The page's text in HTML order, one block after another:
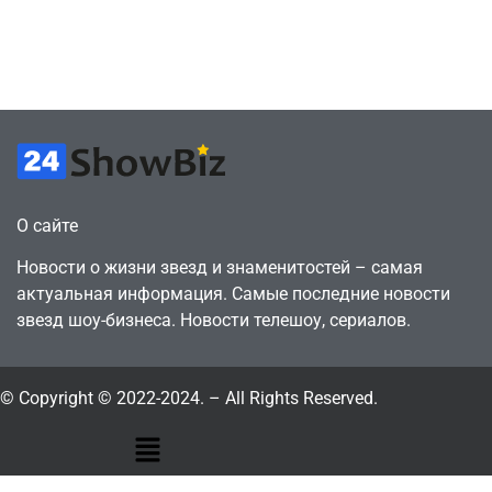
О сайте
Новости о жизни звезд и знаменитостей – самая
актуальная информация. Самые последние новости
звезд шоу-бизнеса. Новости телешоу, сериалов.
© Copyright © 2022-2024. – All Rights Reserved.